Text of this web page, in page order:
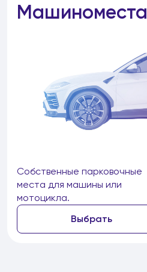
Машиноместа
Собственные парковочные
места для машины или
мотоцикла.
Выбрать